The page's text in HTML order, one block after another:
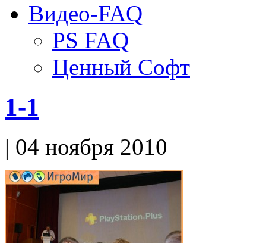
Видео-FAQ
PS FAQ
Ценный Софт
1-1
| 04 ноября 2010